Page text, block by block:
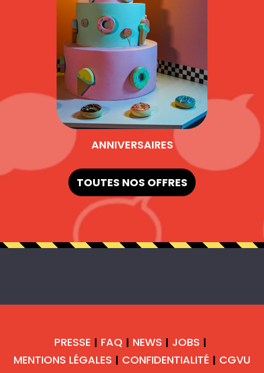
ANNIVERSAIRES
TOUTES NOS OFFRES
PRESSE | FAQ | NEWS | JOBS |
MENTIONS LÉGALES | CONFIDENTIALITÉ | CGVU